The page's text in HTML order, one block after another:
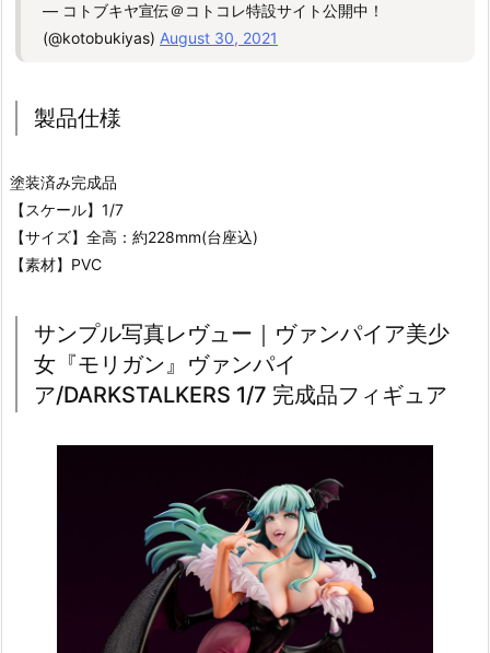
— コトブキヤ宣伝＠コトコレ特設サイト公開中！
(@kotobukiyas) August 30, 2021
製品仕様
塗装済み完成品
【スケール】1/7
【サイズ】全高：約228mm(台座込)
【素材】PVC
サンプル写真レヴュー｜ヴァンパイア美少
女『モリガン』ヴァンパイ
ア/DARKSTALKERS 1/7 完成品フィギュア